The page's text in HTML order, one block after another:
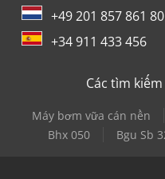
+49 201 857 861 80
+34 911 433 456
Các tìm
Máy bơm vữa cán nền
Bhx 050
Bgu Sb